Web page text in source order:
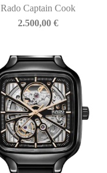
Rado Captain Cook
2.500,00€